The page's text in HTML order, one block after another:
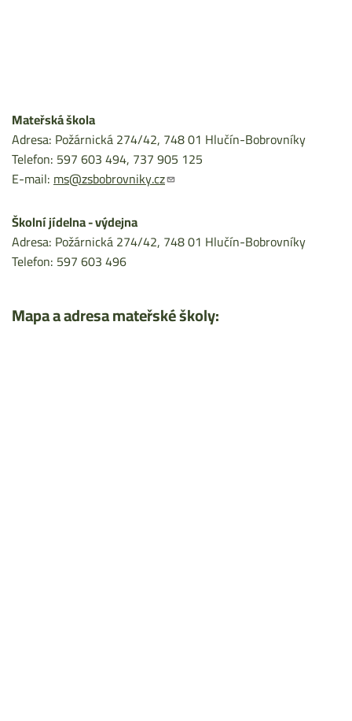
Mateřská škola
Adresa: Požárnická 274/42, 748 01 Hlučín-Bobrovníky
Telefon: 597 603 494, 737 905 125
E-mail:ms@zsbobrovniky.cz
Školní jídelna - výdejna
Adresa: Požárnická 274/42, 748 01 Hlučín-Bobrovníky
Telefon: 597 603 496
Mapa a adresa mateřské školy: